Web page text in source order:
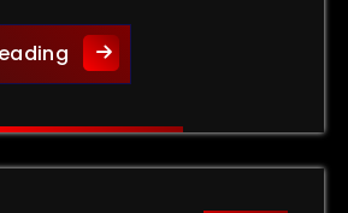
KPR Subsidi Himbara: